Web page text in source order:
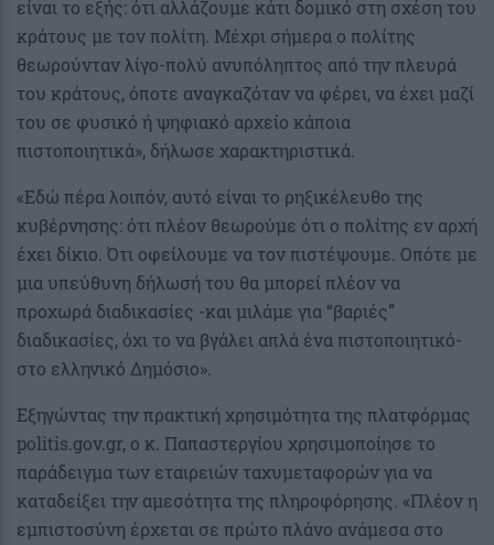
είναι το εξής: ότι αλλάζουμε κάτι δομικό στη σχέση του
κράτους με τον πολίτη. Μέχρι σήμερα ο πολίτης
θεωρούνταν λίγο-πολύ ανυπόληπτος από την πλευρά
του κράτους, όποτε αναγκαζόταν να φέρει, να έχει μαζί
του σε φυσικό ή ψηφιακό αρχείο κάποια
πιστοποιητικά», δήλωσε χαρακτηριστικά.
«Εδώ πέρα λοιπόν, αυτό είναι το ρηξικέλευθο της
κυβέρνησης: ότι πλέον θεωρούμε ότι ο πολίτης εν αρχή
έχει δίκιο. Ότι οφείλουμε να τον πιστέψουμε. Οπότε με
μια υπεύθυνη δήλωσή του θα μπορεί πλέον να
προχωρά διαδικασίες -και μιλάμε για “βαριές”
διαδικασίες, όχι το να βγάλει απλά ένα πιστοποιητικό-
στο ελληνικό Δημόσιο».
Εξηγώντας την πρακτική χρησιμότητα της πλατφόρμας
politis.gov.gr, ο κ. Παπαστεργίου χρησιμοποίησε το
παράδειγμα των εταιρειών ταχυμεταφορών για να
καταδείξει την αμεσότητα της πληροφόρησης. «Πλέον η
εμπιστοσύνη έρχεται σε πρώτο πλάνο ανάμεσα στο